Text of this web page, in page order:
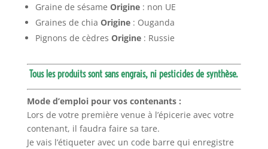
Graine de sésame Origine: non UE
Graines de chia Origine: Ouganda
Pignons de cèdres Origine: Russie
Tous les produits sont sans engrais, ni pesticides de synthèse.
Mode d’emploi pour vos contenants :
Lors de votre première venue à l’épicerie avec votre
contenant, il faudra faire sa tare.
Je vais l’étiqueter avec un code barre qui enregistre